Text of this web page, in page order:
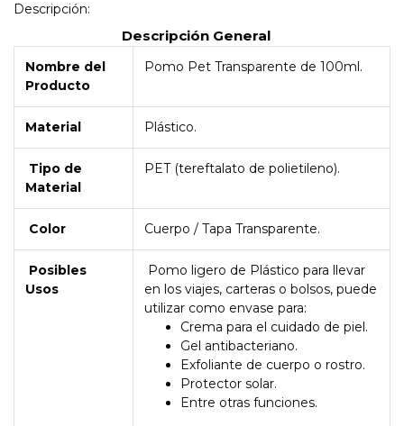
Descripción:
Descripción General
Nombre del
Producto
Pomo Pet Transparente de 100ml.
Material Plástico.
Tipo de
Material
PET (tereftalato de polietileno).
Color Cuerpo / Tapa Transparente.
Posibles
Usos
Pomo ligero de Plástico para llevar
en los viajes, carteras o bolsos, puede
utilizar como envase para:
Crema para el cuidado de piel.
Gel antibacteriano.
Exfoliante de cuerpo o rostro.
Protector solar.
Entre otras funciones.